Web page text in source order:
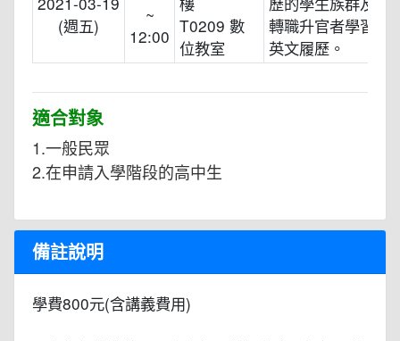
(週五)
~
12:00 T0209 數
位教室
轉職升官者學習如
英文履歷。
適合對象
1.一般民眾
2.在申請入學階段的高中生
備註說明
學費800元(含講義費用)